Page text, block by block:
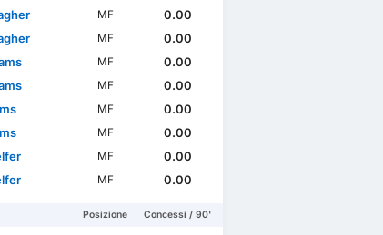
MF
0.00
MF
0.00
MF
0.00
MF
0.00
MF
0.00
MF
0.00
MF
0.00
MF 0.00
Posizione Concessi / 90'